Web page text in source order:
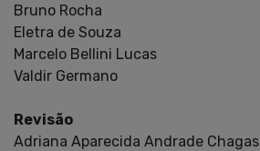
Bruno Rocha
Eletra de Souza
Marcelo Bellini Lucas
Valdir Germano
Revisão
Adriana Aparecida Andrade Chagas